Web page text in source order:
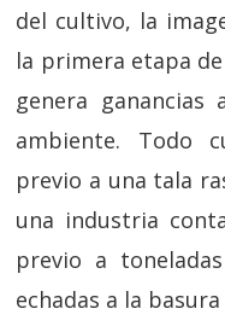
del cultivo, la
la primera etapa
genera
ambiente. Todo
previo a una tala
una industria
previo a
echadas a la